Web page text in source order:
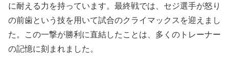
に耐える力を持っています。最終戦では、セジ選手が怒り
の前歯という技を用いて試合のクライマックスを迎えまし
た。この一撃が勝利に直結したことは、多くのトレーナー
の記憶に刻まれました。